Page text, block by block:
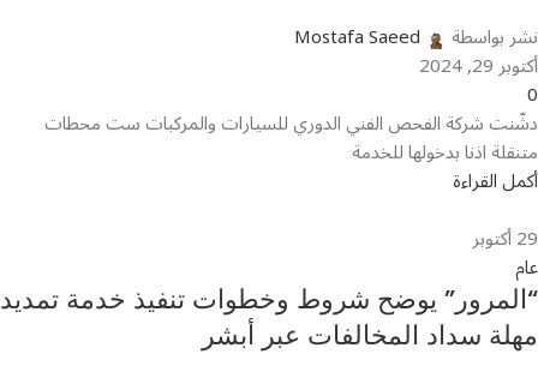
نشر بواسطة Mostafa Saeed
أكتوبر 29, 2024
0
دشّنت شركة الفحص الفني الدوري للسيارات والمركبات ست محطات
متنقلة اذنا بدخولها للخدمة
أكمل القراءة
29أكتوبر
عام
“المرور” يوضح شروط وخطوات تنفيذ خدمة تمديد
مهلة سداد المخالفات عبر أبشر